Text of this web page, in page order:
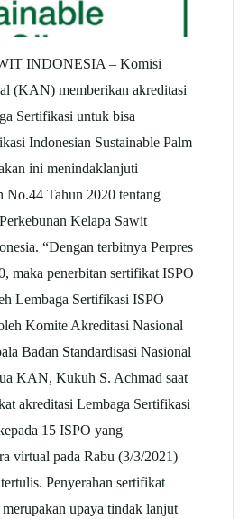
INDONESIA – Komisi
(KAN) memberikan akreditasi
Sertifikasi untuk bisa
Indonesian Sustainable Palm
ini menindaklanjuti
No.44 Tahun 2020 tentang
Kelapa Sawit
“Dengan terbitnya Perpres
maka penerbitan sertifikat ISPO
Lembaga Sertifikasi ISPO
Komite Akreditasi Nasional
Badan Standardisasi Nasional
KAN, Kukuh S. Achmad saat
akreditasi Lembaga Sertifikasi
15 ISPO yang
virtual pada Rabu (3/3/2021)
Penyerahan sertifikat
upaya tindak lanjut